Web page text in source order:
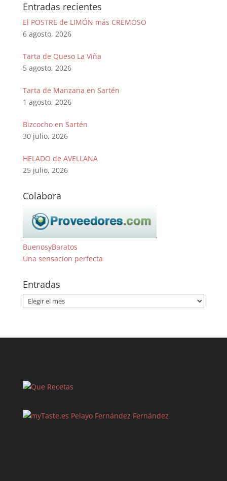
Entradas recientes
El POSTRE de LIMÓN más CREMOSO
6 agosto, 2026
Tarta de Queso La Viña
5 agosto, 2026
Tarta de Manzana en Sartén
1 agosto, 2026
Bizcocho en Sartén
30 julio, 2026
HELADO de AVELLANA
25 julio, 2026
Colabora
BuenosyBaratos
Una sensacion perfecta
Entradas
Entradas
Pelayo Fernández Fernández